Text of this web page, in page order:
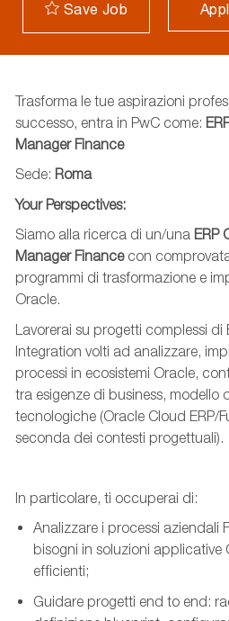
Save Job
Trasforma le tue aspirazioni
successo, entra in PwC come:
Manager Finance
Sede: Roma
Your Perspectives:
Siamo alla ricerca di un/una ERP
Manager Finance con
programmi di trasformazione e
Oracle.
Lavorerai su progetti complessi di
Integration volti ad analizzare,
processi in ecosistemi Oracle,
tra esigenze di business, modello
tecnologiche (Oracle Cloud ERP/
seconda dei contesti progettuali).
In particolare, ti occuperai di:
Analizzare i processi aziendali
bisogni in soluzioni applicative
efficienti;
Guidare progetti end to end: